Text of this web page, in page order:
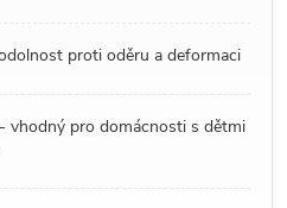
proti oděru a deformaci
vhodný pro domácnosti s dětmi